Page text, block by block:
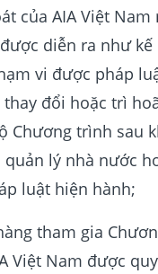
của AIA Việt Nam
diễn ra như kế
vi được pháp
thay đổi hoặc trì
Chương trình sau
quản lý nhà nước
luật hiện hành;
tham gia
Việt Nam được